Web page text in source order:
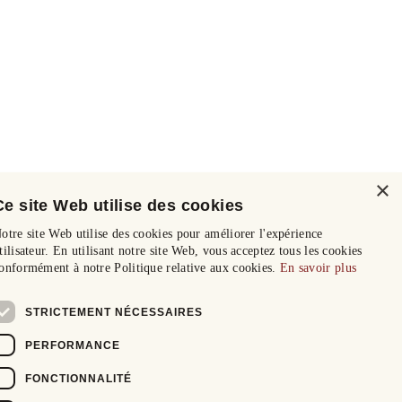
×
site Web utilise des cookies
site Web utilise des cookies pour améliorer l'expérience
En utilisant notre site Web, vous acceptez tous les cookies
à notre Politique relative aux cookies. En savoir plus
STRICTEMENT NÉCESSAIRES
PERFORMANCE
FONCTIONNALITÉ